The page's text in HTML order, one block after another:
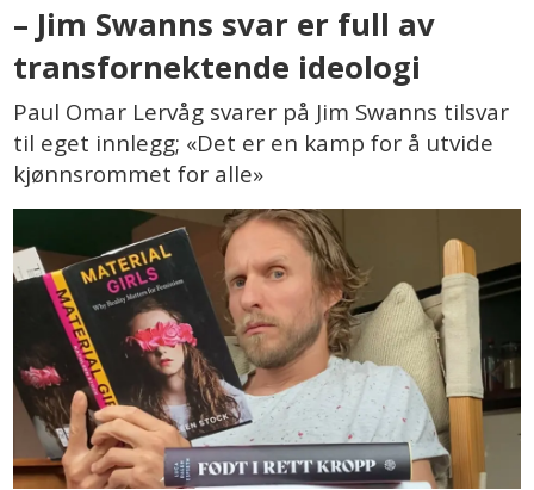
– Jim Swanns svar er full av
transfornektende ideologi
Paul Omar Lervåg svarer på Jim Swanns tilsvar
til eget innlegg; «Det er en kamp for å utvide
kjønnsrommet for alle»